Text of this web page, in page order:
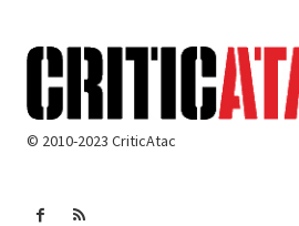
© 2010-2023 CriticAtac